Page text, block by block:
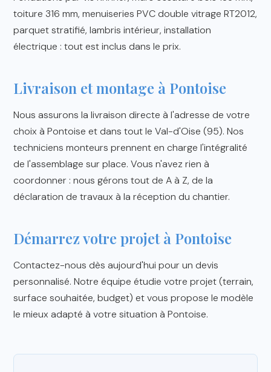
toiture 316 mm, menuiseries PVC double vitrage RT2012,
parquet stratifié, lambris intérieur, installation
électrique : tout est inclus dans le prix.
Livraison et montage à Pontoise
Nous assurons la livraison directe à l'adresse de votre
choix à Pontoise et dans tout le Val-d'Oise (95). Nos
techniciens monteurs prennent en charge l'intégralité
de l'assemblage sur place. Vous n'avez rien à
coordonner : nous gérons tout de A à Z, de la
déclaration de travaux à la réception du chantier.
Démarrez votre projet à Pontoise
Contactez-nous dès aujourd'hui pour un devis
personnalisé. Notre équipe étudie votre projet (terrain,
surface souhaitée, budget) et vous propose le modèle
le mieux adapté à votre situation à Pontoise.